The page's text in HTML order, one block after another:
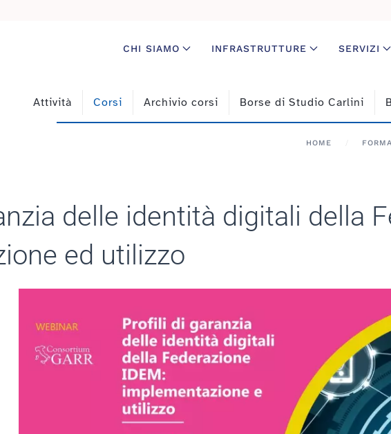
CHI SIAMO INFRASTRUTTURE SERVIZI
Attività Corsi Archivio corsi Borse di Studio Carlini
HOME
delle identità digitali della
ed utilizzo